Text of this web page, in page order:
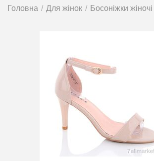
Головна / Для жінок / Босоніжки